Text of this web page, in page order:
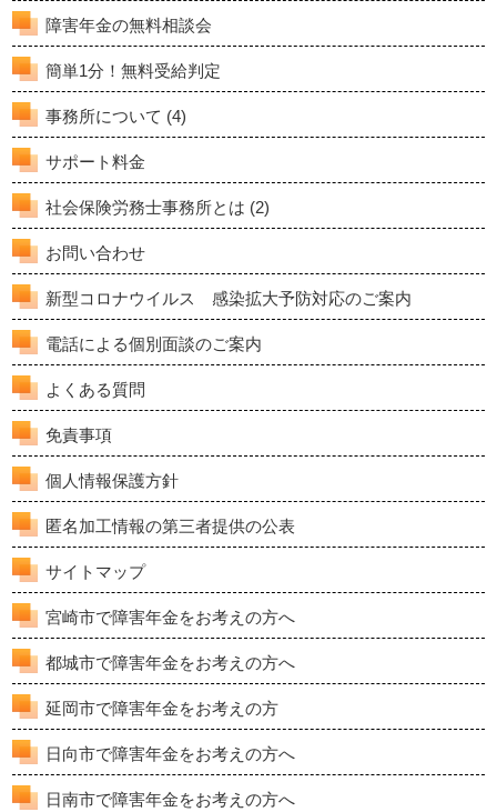
障害年金の無料相談会
簡単1分！無料受給判定
事務所について (4)
サポート料金
社会保険労務士事務所とは (2)
お問い合わせ
新型コロナウイルス 感染拡大予防対応のご案内
電話による個別面談のご案内
よくある質問
免責事項
個人情報保護方針
匿名加工情報の第三者提供の公表
サイトマップ
宮崎市で障害年金をお考えの方へ
都城市で障害年金をお考えの方へ
延岡市で障害年金をお考えの方
日向市で障害年金をお考えの方へ
日南市で障害年金をお考えの方へ